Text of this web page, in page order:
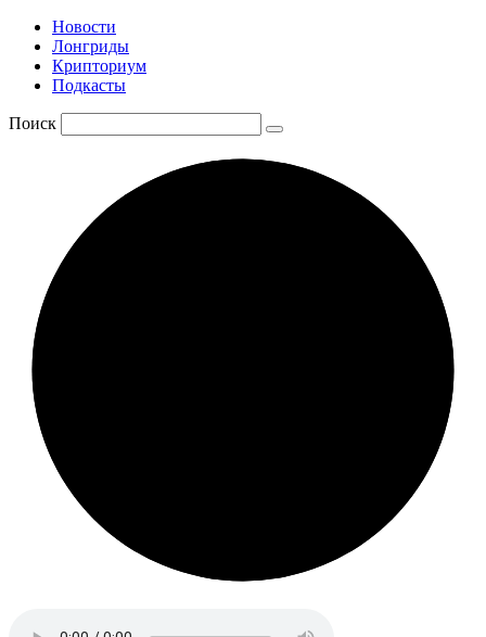
Новости
Лонгриды
Крипториум
Подкасты
Поиск